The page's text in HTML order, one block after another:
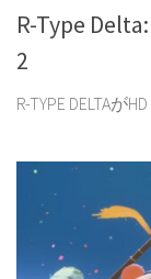
R-Type
2
R-TYPE DELTAが